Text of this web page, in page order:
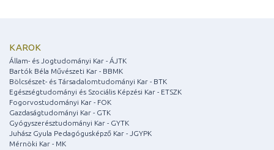
KAROK
Állam- és Jogtudományi Kar - ÁJTK
Bartók Béla Művészeti Kar - BBMK
Bölcsészet- és Társadalomtudományi Kar - BTK
Egészségtudományi és Szociális Képzési Kar - ETSZK
Fogorvostudományi Kar - FOK
Gazdaságtudományi Kar - GTK
Gyógyszerésztudományi Kar - GYTK
Juhász Gyula Pedagógusképző Kar - JGYPK
Mérnöki Kar - MK